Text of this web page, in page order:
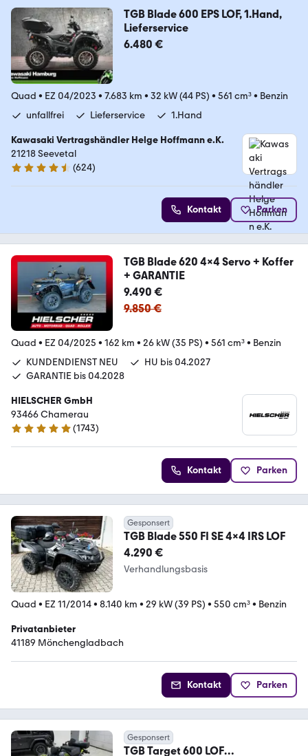
TGB Blade 600 EPS LOF, 1.Hand,
Lieferservice
6.480 €
Quad • EZ 04/2023 • 7.683 km • 32 kW (44 PS) • 561 cm³• Benzin
unfallfrei
Lieferservice 1.Hand
Kawasaki Vertragshändler Helge Hoffmann e.K.
21218 Seevetal
4.7 Sterne
(624)
Kontakt Parken
TGB Blade 620 4x4 Servo + Koffer
+ GARANTIE
9.490 €
9.850 €
Quad • EZ 04/2025 • 162 km • 26 kW (35 PS) • 561 cm³• Benzin
KUNDENDIENST NEU
HU bis 04.2027
GARANTIE bis 04.2028
HIELSCHER GmbH
93466 Chamerau
4.9 Sterne
(1743)
Kontakt Parken
Gesponsert
TGB Blade 550 FI SE 4x4 IRS LOF
4.290 €
Verhandlungsbasis
Quad • EZ 11/2014• 8.140 km • 29 kW (39 PS) • 550 cm³• Benzin
Privatanbieter
41189 Mönchengladbach
Kontakt Parken
Gesponsert
TGB Target 600 LOF